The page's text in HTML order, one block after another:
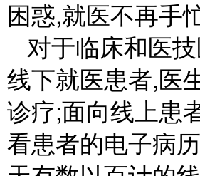
困惑,就医不再手
对于临床和医
线下就医患者,医
诊疗;面向线上患
看患者的电子病